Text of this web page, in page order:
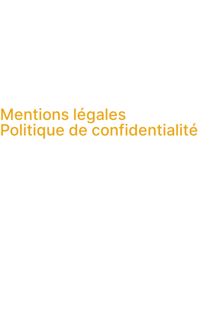
Mentions légales
Politique de confidentialité